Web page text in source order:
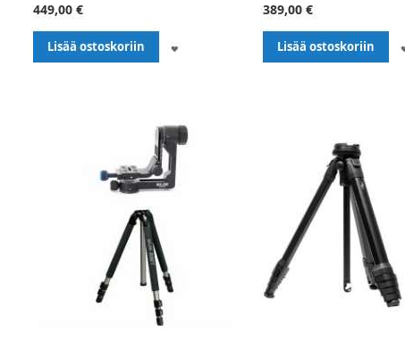
449,00 €
Lisää ostoskoriin
389,00 €
Lisää ostoskoriin